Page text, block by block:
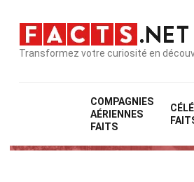
Transformez votre curiosité en
COMPAGNIES
AÉRIENNES
FAITS